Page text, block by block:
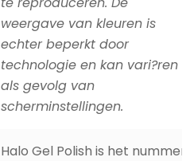
weergave van kleuren is
echter beperkt door
technologie en kan vari?ren
als gevolg van
scherminstellingen.
Halo Gel Polish is het nummer